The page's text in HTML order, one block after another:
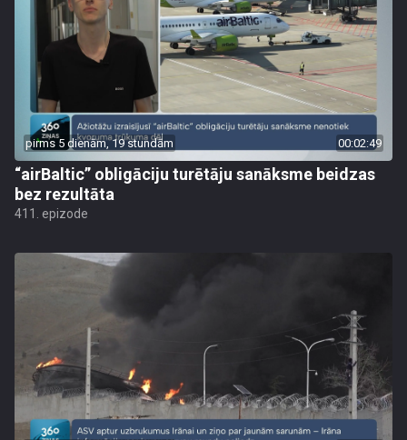
pirms 5 dienām, 19 stundām 00:02:49
“airBaltic” obligāciju turētāju sanāksme beidzas
bez rezultāta
411. epizode